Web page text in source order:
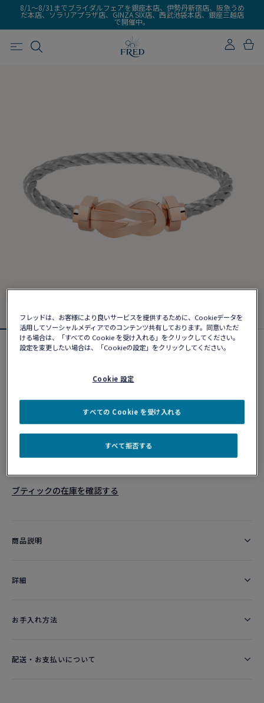
8/1～8/31までブライダルフェアを銀座本店、伊勢丹新宿店、阪急うめ
だ本店、ソラリアプラザ店、GINZA SIX店、西武池袋本店、銀座三越店
で開催中。
カスタマイズ可能
ショッピングバッグに追加
ブティックの在庫を確認する​
商品説明
詳細​
お手入れ方法
配送・お支払いについて
フレッドは、お客様により良いサービスを提供するために、Cookieデータを
活用してソーシャルメディアでのコンテンツ共有しております。同意いただ
ける場合は、「すべての Cookie を受け入れる」をクリックしてください。
設定を変更したい場合は、「Cookieの設定」をクリックしてください。
Cookie 設定
すべて拒否する
すべての Cookie を受け入れる